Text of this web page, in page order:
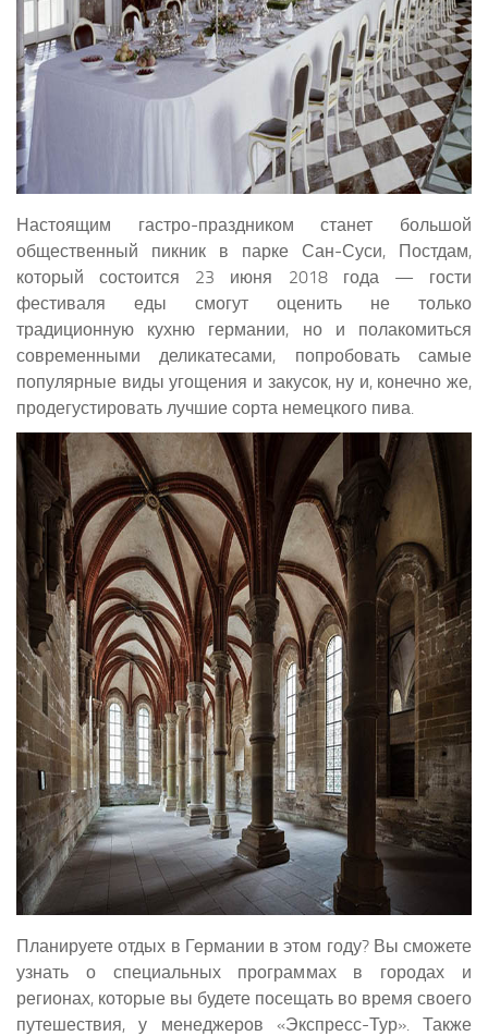
Настоящим гастро-праздником станет большой
общественный пикник в парке Сан-Суси, Постдам,
который состоится 23 июня 2018 года — гости
фестиваля еды смогут оценить не только
традиционную кухню германии, но и полакомиться
современными деликатесами, попробовать самые
популярные виды угощения и закусок, ну и, конечно же,
продегустировать лучшие сорта немецкого пива.
Планируете отдых в Германии в этом году? Вы сможете
узнать о специальных программах в городах и
регионах, которые вы будете посещать во время своего
путешествия, у менеджеров «Экспресс-Тур». Также